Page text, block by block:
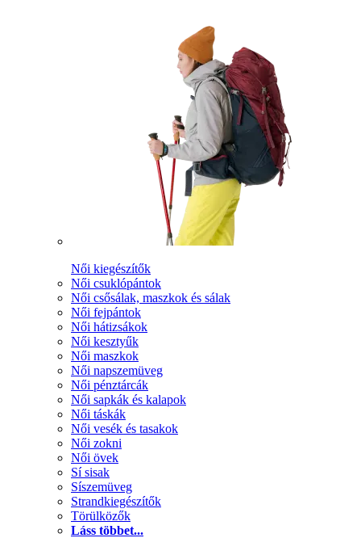
Női kiegészítők
Női csuklópántok
Női csősálak, maszkok és sálak
Női fejpántok
Női hátizsákok
Női kesztyűk
Női maszkok
Női napszemüveg
Női pénztárcák
Női sapkák és kalapok
Női táskák
Női vesék és tasakok
Női zokni
Női övek
Sí sisak
Síszemüveg
Strandkiegészítők
Törülközők
Láss többet...